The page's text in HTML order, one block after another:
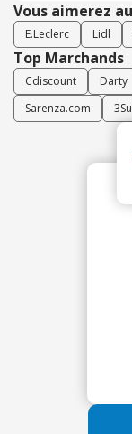
Vous aimerez
E.Leclerc Lidl
Top Marchands
Cdiscount Darty
Sarenza.com